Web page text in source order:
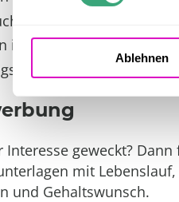
Ablehnen
und vielseitige
in einem dynamischen
Vergütung
Interesse geweckt?
mit
und Gehaltswunsch.